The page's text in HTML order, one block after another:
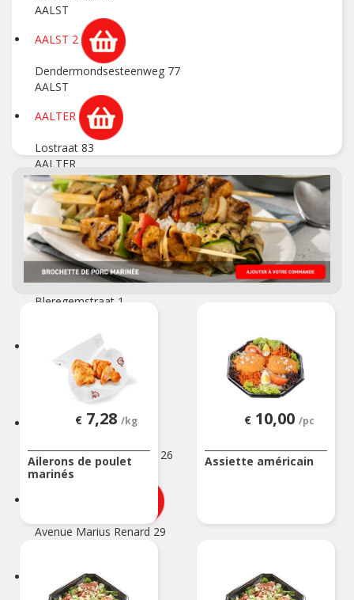
AALST
AALST 2
Dendermondsesteenweg 77
AALST
AALTER
Lostraat 83
AALTER
AARSCHOT
Herseltsesteenweg 82
AARSCHOT
AFFLIGEM
Bleregemstraat 1
Chaussée de Liège 7 B
ANDENNE
Avenue de la Belle Mine 26
ANDENNE
Avenue Marius Renard 29
ANDERLUES
€ 7,28 /kg
Ailerons de poulet
marinés
€ 10,00 /pc
Assiette américain